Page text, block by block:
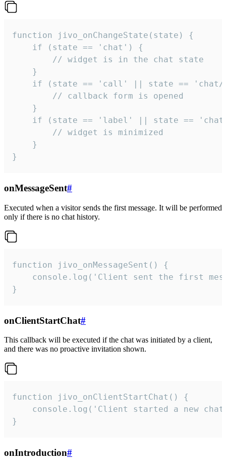
function jivo_onChangeState(state) {
    if (state == 'chat') {
        // widget is in the chat state
    }
if (state == 'call' || state ==
        // callback form is opened
    }
if (state == 'label' || state ==
        // widget is minimized
    }
}
onMessageSent#
Executed when a visitor sends the first message. It will be performed
only if there is no chat history.
function jivo_onMessageSent() {
console.log('Client sent the first
}
onClientStartChat#
This callback will be executed if the chat was initiated by a client,
and there was no proactive invitation shown.
function jivo_onClientStartChat() {
console.log('Client started a new
}
onIntroduction#